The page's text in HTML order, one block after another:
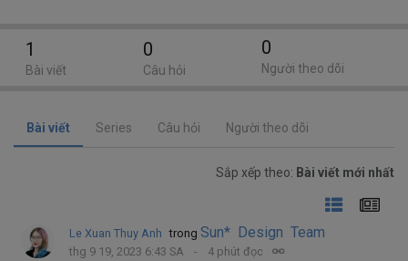
Bài viết Series Câu hỏi Người theo dõi
Sắp xếp theo: Bài viết mới nhất
Le Xuan Thuy Anh trong Sun* Design Team
thg 9 19, 2023 6:43 SA 4 phút đọc
1
Bài viết
0
Câu hỏi
0
Người theo dõi